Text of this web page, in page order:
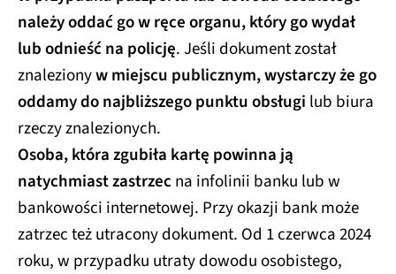
należy oddać go w ręce organu, który go wydał
lub odnieść na policję. Jeśli dokument został
znalezionyw miejscu publicznym, wystarczy że go
oddamy do najbliższego punktu obsługi lub biura
rzeczy znalezionych.
Osoba, która zgubiła kartę powinna ją
natychmiast zastrzec na infolinii banku lub w
bankowości internetowej. Przy okazji bank może
zatrzec też utracony dokument. Od 1 czerwca 2024
roku, w przypadku utraty dowodu osobistego,